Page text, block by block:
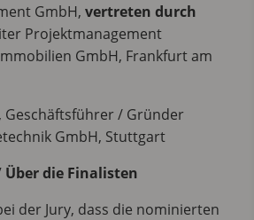
GmbH, vertreten durch
Projektmanagement
GmbH, Frankfurt am
, Geschäftsführer / Gründer
GmbH, Stuttgart
die Finalisten
der Jury, dass die nominierten